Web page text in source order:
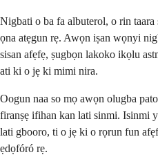
Nigbati o ba fa albuterol, o rin
ọna atẹgun rẹ. Awọn iṣan wọnyi
sisan afẹfẹ, ṣugbọn lakoko ikọlu
ati ki o jẹ ki mimi nira.
Oogun naa so mọ awọn olugba
firanṣẹ ifihan kan lati sinmi. Isinmi
lati gbooro, ti o jẹ ki o rọrun fun
ẹdọfóró rẹ.